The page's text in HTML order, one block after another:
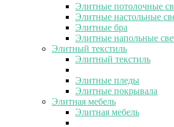
Элитные потолочные
Элитные настольные
Элитные бра
Элитные напольные
Элитный текстиль
Элитный текстиль
Элитные пледы
Элитные покрывала
Элитная мебель
Элитная мебель